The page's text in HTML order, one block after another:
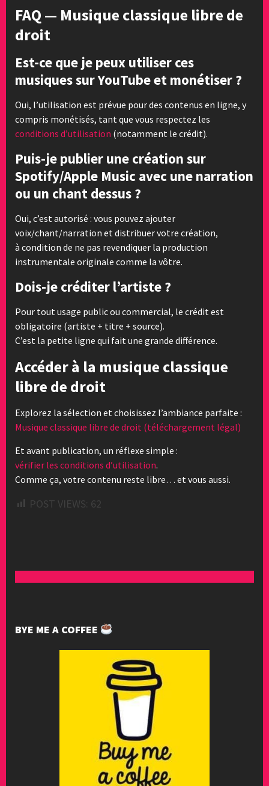
FAQ — Musique classique libre de
droit
Est-ce que je peux utiliser ces
musiques sur YouTube et monétiser ?
Oui, l’utilisation est prévue pour des contenus en ligne, y
compris monétisés, tant que vous respectez les
conditions d’utilisation (notamment le crédit).
Puis-je publier une création sur
Spotify/Apple Music avec une narration
ou un chant dessus ?
Oui, c’est autorisé : vous pouvez ajouter
voix/chant/narration et distribuer votre création,
à condition de ne pas revendiquer la production
instrumentale originale comme la vôtre.
Dois-je créditer l’artiste ?
Pour tout usage public ou commercial, le crédit est
obligatoire (artiste + titre + source).
C’est la petite ligne qui fait une grande différence.
Accéder à la musique classique
libre de droit
Explorez la sélection et choisissez l’ambiance parfaite :
Musique classique libre de droit (téléchargement légal)
Et avant publication, un réflexe simple :
vérifier les conditions d’utilisation.
Comme ça, votre contenu reste libre… et vous aussi.
POST VIEWS: 62
BYE ME A COFFEE